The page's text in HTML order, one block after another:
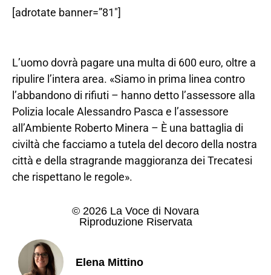
[adrotate banner=”81″]
L’uomo dovrà pagare una multa di 600 euro, oltre a
ripulire l’intera area. «Siamo in prima linea contro
l’abbandono di rifiuti – hanno detto l’assessore alla
Polizia locale Alessandro Pasca e l’assessore
all’Ambiente Roberto Minera – È una battaglia di
civiltà che facciamo a tutela del decoro della nostra
città e della stragrande maggioranza dei Trecatesi
che rispettano le regole».
© 2026 La Voce di Novara
Riproduzione Riservata
Elena Mittino